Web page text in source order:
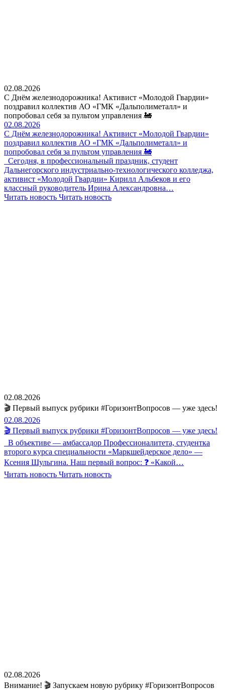
02.08.2026
С Днём железнодорожника! Активист «Молодой Гвардии»
поздравил коллектив АО «ГМК «Дальполиметалл» и
попробовал себя за пультом управления 🚂
02.08.2026
С Днём железнодорожника! Активист «Молодой Гвардии»
поздравил коллектив АО «ГМК «Дальполиметалл» и
попробовал себя за пультом управления 🚂
Сегодня, в профессиональный праздник, студент
Дальнегорского индустриально-технологического колледжа,
активист «Молодой Гвардии» Кирилл Альбеков и его
классный руководитель Ирина Александровна…
Читать новость Читать новость
02.08.2026
🎬 Первый выпуск рубрики #ГоризонтВопросов — уже здесь!
02.08.2026
🎬 Первый выпуск рубрики #ГоризонтВопросов — уже здесь!
В объективе — амбассадор Профессионалитета, студентка
второго курса специальности «Маркшейдерское дело» —
Ксения Шульгина. Наш первый вопрос: ❓ «Какой…
Читать новость Читать новость
02.08.2026
Внимание! 🎬 Запускаем новую рубрику #ГоризонтВопросов